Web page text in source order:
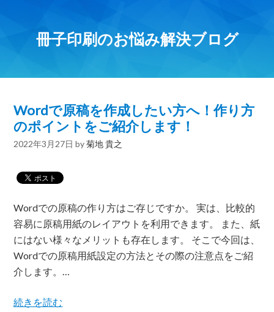
冊子印刷のお悩み解決ブログ
Wordで原稿を作成したい方へ！作り方
のポイントをご紹介します！
2022年3月27日 by菊地 貴之
Wordでの原稿の作り方はご存じですか。 実は、比較的
容易に原稿用紙のレイアウトを利用できます。 また、紙
にはない様々なメリットも存在します。 そこで今回は、
Wordでの原稿用紙設定の方法とその際の注意点をご紹
介します。…
続きを読む